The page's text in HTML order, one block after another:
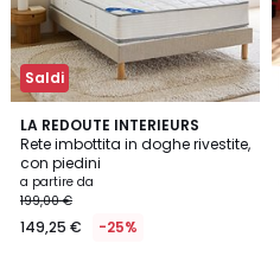
Saldi
LA REDOUTE INTERIEURS
Rete imbottita in doghe rivestite,
con piedini
a partire da
199,00 €
149,25 € -25%
3,2
/ 5
2
Colori